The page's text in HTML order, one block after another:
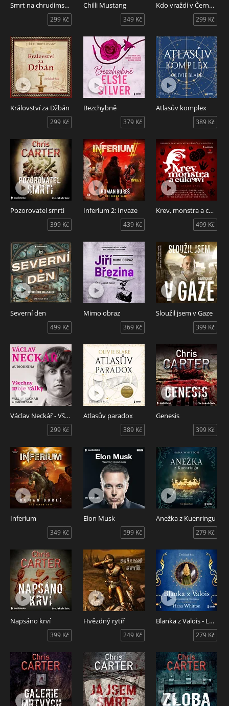
Smrt na chrudimském hradě
299 Kč
Chilli Mustang
349 Kč
Kdo vraždí v Černých lesích?
299 Kč
Království za Džbán
299 Kč
Bezchybně
379 Kč
Atlasův komplex
389 Kč
Pozorovatel smrti
399 Kč
Inferium 2: Invaze
439 Kč
Krev, monstra a cukroví
499 Kč
Severní den
499 Kč
Mimo obraz
369 Kč
Sloužil jsem v Gaze
399 Kč
Václav Neckář - Všechny moje války
299 Kč
Atlasův paradox
389 Kč
Genesis
399 Kč
Inferium
349 Kč
Elon Musk
599 Kč
Anežka z Kuenringu
279 Kč
Napsáno krví
399 Kč
Hvězdný rytíř
249 Kč
Blanka z Valois - Levandulová princezna
279 Kč